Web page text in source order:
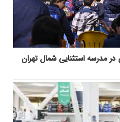
در مدرسه استثنایی شمال تهران